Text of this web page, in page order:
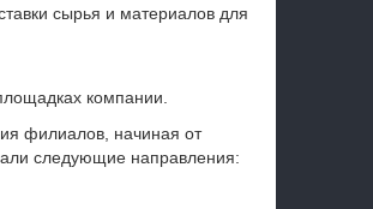
сырья и материалов для
компании.
филиалов, начиная от
следующие направления: